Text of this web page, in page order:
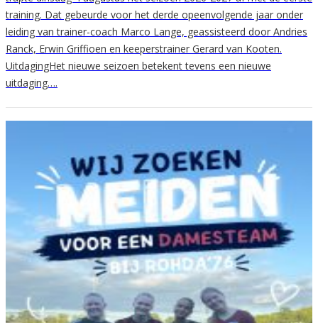
training. Dat gebeurde voor het derde opeenvolgende jaar onder
leiding van trainer-coach Marco Lange, geassisteerd door Andries
Ranck, Erwin Griffioen en keeperstrainer Gerard van Kooten.
UitdagingHet nieuwe seizoen betekent tevens een nieuwe
uitdaging….